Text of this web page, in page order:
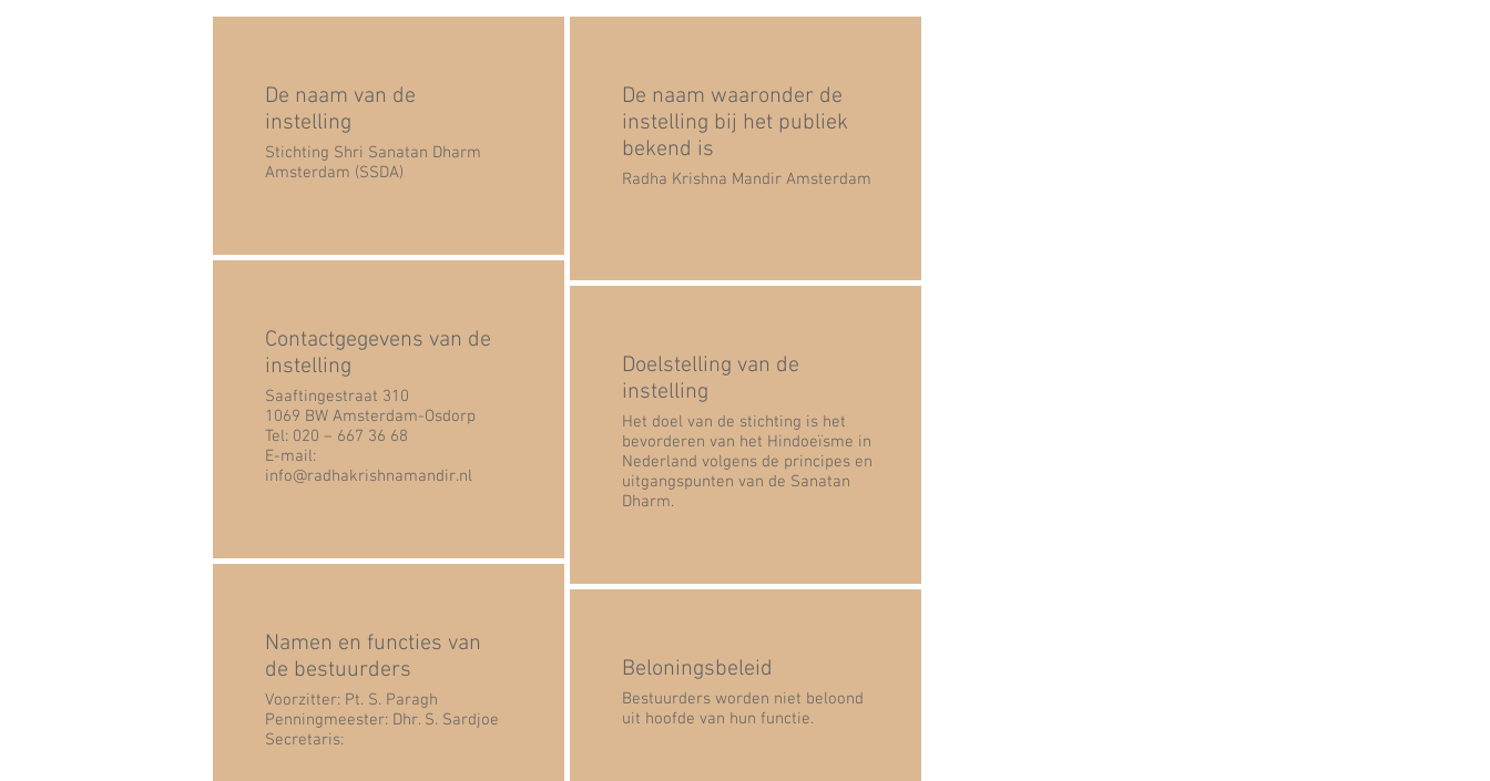
De naam van de
instelling
Stichting Shri Sanatan Dharm
Amsterdam (SSDA)
Contactgegevens van de
instelling
Saaftingestraat 310
1069 BW Amsterdam-Osdorp
Tel: 020 – 667 36 68
E-mail:
info@radhakrishnamandir.nl
Namen en functies van
de bestuurders
Voorzitter: Pt. S. Paragh
Penningmeester: Dhr. S. Sardjoe
Secretaris:
De naam waaronder de
instelling bij het publiek
bekend is
Radha Krishna Mandir Amsterdam
Doelstelling van de
instelling
Het doel van de stichting is het
bevorderen van het Hindoeïsme in
Nederland volgens de principes en
uitgangspunten van de Sanatan
Dharm.
Beloningsbeleid
Bestuurders worden niet beloond
uit hoofde van hun functie.